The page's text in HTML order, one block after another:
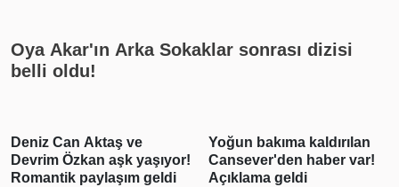
Oya Akar'ın Arka Sokaklar sonrası dizisi
belli oldu!
Deniz Can Aktaş ve
Devrim Özkan aşk yaşıyor!
Romantik paylaşım geldi
Yoğun bakıma kaldırılan
Cansever'den haber var!
Açıklama geldi